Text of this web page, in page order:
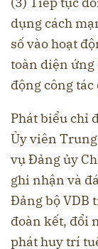
dụng cách
số vào hoạt
toàn diện ứng
động công
Phát biểu chỉ
Ủy viên
vụ Đảng ủy
ghi nhận và
Đảng bộ VDB
đoàn kết, đổi
phát huy trí